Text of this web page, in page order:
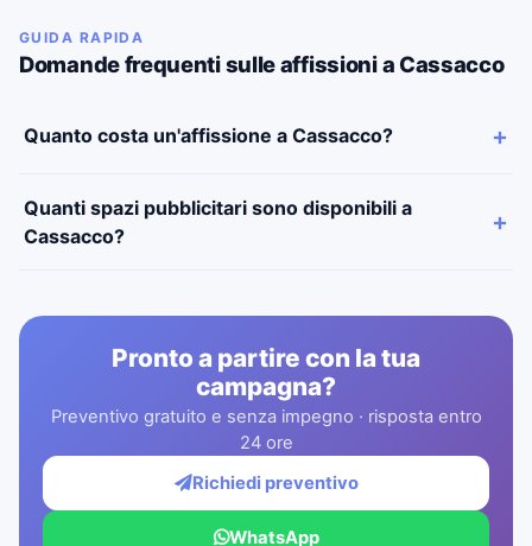
GUIDA RAPIDA
Domande frequenti sulle affissioni a Cassacco
Quanto costa un'affissione a Cassacco?
Quanti spazi pubblicitari sono disponibili a
Cassacco?
Pronto a partire con la tua
campagna?
Preventivo gratuito e senza impegno · risposta entro
24 ore
Richiedi preventivo
WhatsApp